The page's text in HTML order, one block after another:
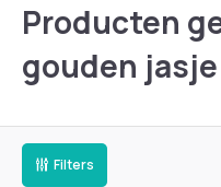
Producten
gouden jasje
Filters